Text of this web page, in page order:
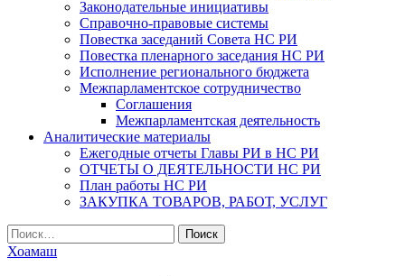
Законодательные инициативы
Справочно-правовые системы
Повестка заседаний Совета НС РИ
Повестка пленарного заседания НС РИ
Исполнение регионального бюджета
Межпарламентское сотрудничество
Соглашения
Межпарламентская деятельность
Аналитические материалы
Ежегодные отчеты Главы РИ в НС РИ
ОТЧЕТЫ О ДЕЯТЕЛЬНОСТИ НС РИ
План работы НС РИ
ЗАКУПКА ТОВАРОВ, РАБОТ, УСЛУГ
Найти:
Хоамаш